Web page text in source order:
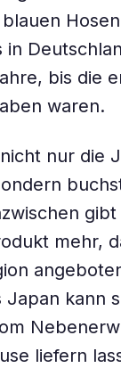
in
bis die
waren.
nur die
mehr,
kann
liefern